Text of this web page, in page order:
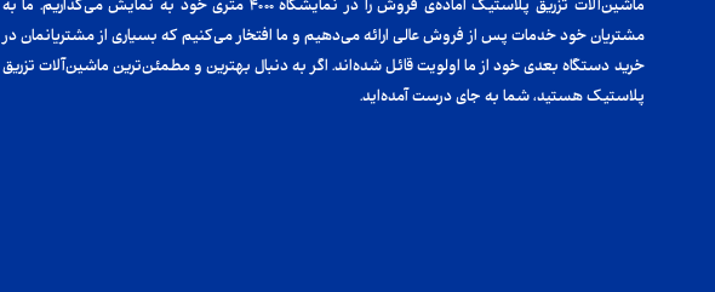
ماشین‌آلات تزریق پلاستیک آماده‌ی فروش را در نمایشگاه ۴۰۰۰ متری خود به نمایش می‌گذاریم. ما به
مشتریان خود خدمات پس از فروش عالی ارائه می‌دهیم و ما افتخار می‌کنیم که بسیاری از مشتریانمان در
خرید دستگاه بعدی خود از ما اولویت قائل شده‌اند. اگر به دنبال بهترین و مطمئن‌ترین ماشین‌آلات تزریق
پلاستیک هستید، شما به جای درست آمده‌اید.